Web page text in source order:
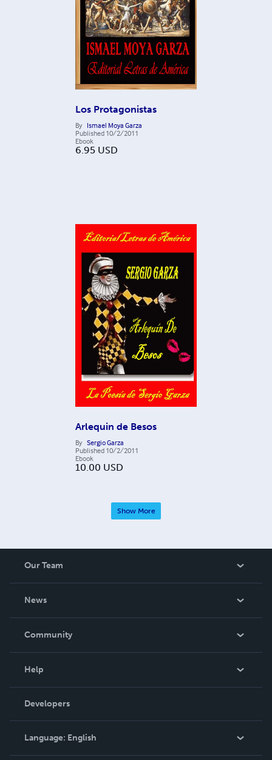
Los Protagonistas
By Ismael Moya Garza
Published 10/2/2011
Ebook
6.95 USD
Arlequin de Besos
By Sergio Garza
Published 10/2/2011
Ebook
10.00 USD
Show More
Our Team
News
In The News
Community
Podcast
Help
Order Lookup
Knowledge Base
Contact Support
Developers
Language: English